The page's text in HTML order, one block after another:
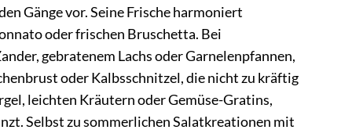
Gänge vor. Seine Frische harmoniert
oder frischen Bruschetta. Bei
gebratenem Lachs oder Garnelenpfannen,
oder Kalbsschnitzel, die nicht zu kräftig
leichten Kräutern oder Gemüse-Gratins,
Selbst zu sommerlichen Salatkreationen mit